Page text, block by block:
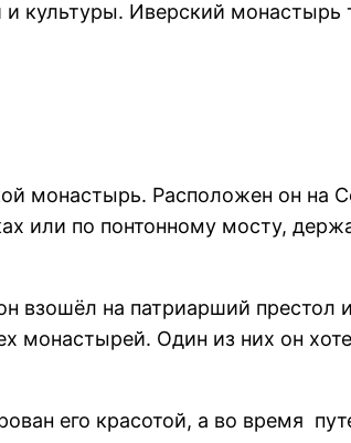
и культуры. Иверский монастырь
монастырь. Расположен он на
или по понтонному мосту,
взошёл на патриарший престол
монастырей. Один из них он
его красотой, а во время